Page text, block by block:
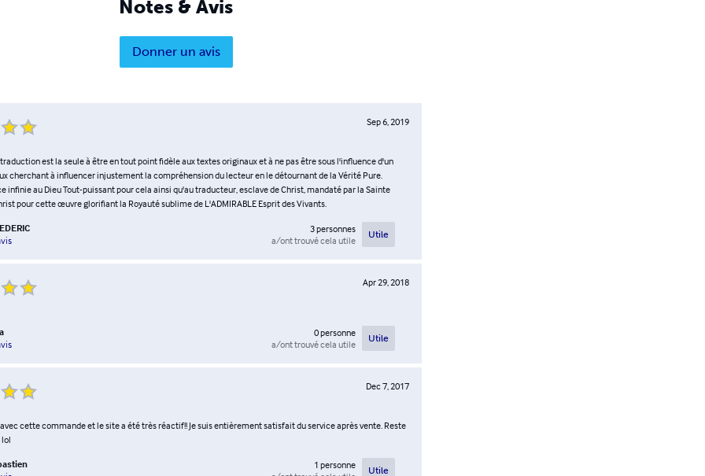
Notes & Avis
Donner un avis
Sep 6, 2019
est la seule à être en tout point fidèle aux textes originaux et à ne pas être sous l'influence d'un
cherchant à influencer injustement la compréhension du lecteur en le détournant de la Vérité Pure.
infinie au Dieu Tout-puissant pour cela ainsi qu'au traducteur, esclave de Christ, mandaté par la Sainte
pour cette œuvre glorifiant la Royauté sublime de L'ADMIRABLE Esprit des Vivants.
3personnes
a/ont trouvé cela utile
Utile
Apr 29, 2018
0personne
a/ont trouvé cela utile
Utile
Dec 7, 2017
avec cette commande et le site a été très réactif!! Je suis entièrement satisfait du service après vente. Reste
1 personne
Utile